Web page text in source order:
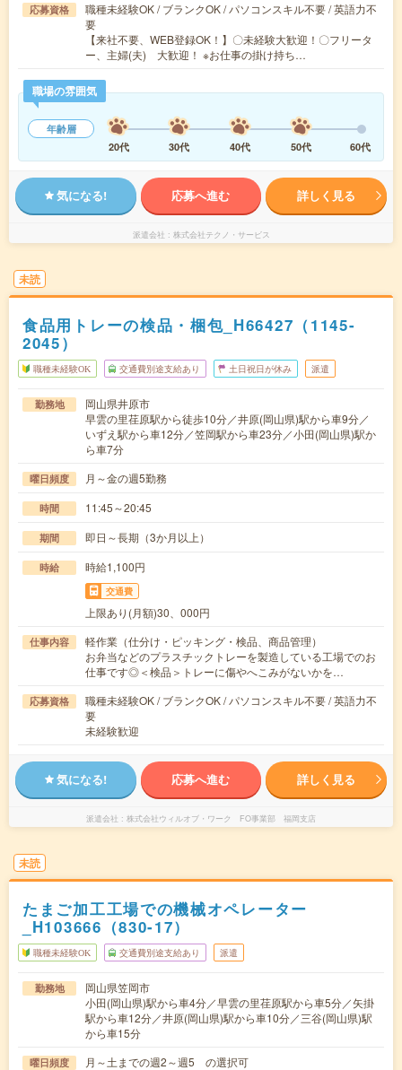
応募資格
職種未経験OK / ブランクOK / パソコンスキル不要 / 英語力不
要
【来社不要、WEB登録OK！】〇未経験大歓迎！〇フリータ
ー、主婦(夫) 大歓迎！ ※お仕事の掛け持ち…
職場の雰囲気
年齢層
20代
30代 40代 50代 60代
気になる! 応募へ進む 詳しく見る
派遣会社 株式会社テクノ・サービス
未読
食品用トレーの検品・梱包_H66427（1145-
2045）
職種未経験OK 交通費別途支給あり 土日祝日が休み 派遣
勤務地
岡山県井原市
早雲の里荏原駅から徒歩10分／井原(岡山県)駅から車9分／
いずえ駅から車12分／笠岡駅から車23分／小田(岡山県)駅か
ら車7分
曜日頻度 月～金の週5勤務
時間 11:45～20:45
期間 即日～長期（3か月以上）
時給 時給1,100円
交通費
上限あり(月額)30、000円
仕事内容
軽作業（仕分け・ピッキング・検品、商品管理）
お弁当などのプラスチックトレーを製造している工場でのお
仕事です◎＜検品＞トレーに傷やへこみがないかを…
応募資格
職種未経験OK / ブランクOK / パソコンスキル不要 / 英語力不
要
未経験歓迎
気になる! 応募へ進む 詳しく見る
派遣会社 株式会社ウィルオブ・ワーク FO事業部 福岡支店
未読
たまご加工工場での機械オペレーター
_H103666（830-17）
職種未経験OK 交通費別途支給あり 派遣
勤務地
岡山県笠岡市
小田(岡山県)駅から車4分／早雲の里荏原駅から車5分／矢掛
駅から車12分／井原(岡山県)駅から車10分／三谷(岡山県)駅
から車15分
曜日頻度 月～土までの週2～週5 の選択可